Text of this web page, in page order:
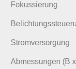
Fokussierung
Stromversorgung
Abmessungen (B x